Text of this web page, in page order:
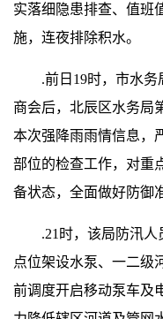
实落细隐患排查、值班
施，连夜排除积水。
.前日19时，市水
商会后，北辰区水务局
本次强降雨雨情信息，
部位的检查工作，对重
备状态，全面做好防御
.21时，该局防汛
点位架设水泵、一二级
前调度开启移动泵车及